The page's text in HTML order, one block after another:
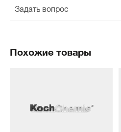
Задать вопрос
Похожие товары